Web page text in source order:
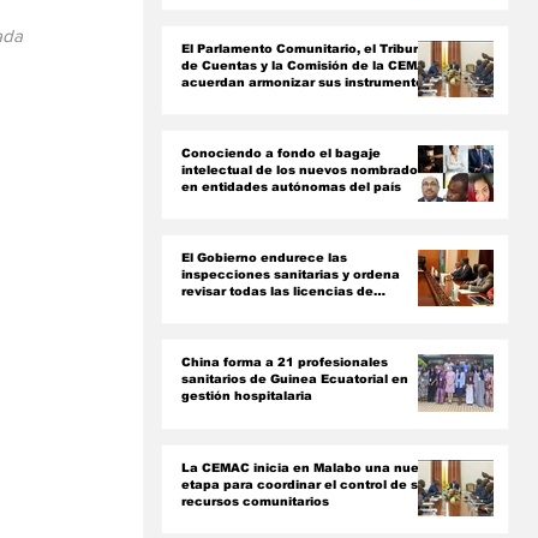
El Parlamento Comunitario, el Tribunal
de Cuentas y la Comisión de la CEMAC
acuerdan armonizar sus instrumentos
Conociendo a fondo el bagaje
intelectual de los nuevos nombrados
en entidades autónomas del país ‎
El Gobierno endurece las
inspecciones sanitarias y ordena
revisar todas las licencias de
China forma a 21 profesionales
sanitarios de Guinea Ecuatorial en
gestión hospitalaria
La CEMAC inicia en Malabo una nueva
etapa para coordinar el control de sus
recursos comunitarios